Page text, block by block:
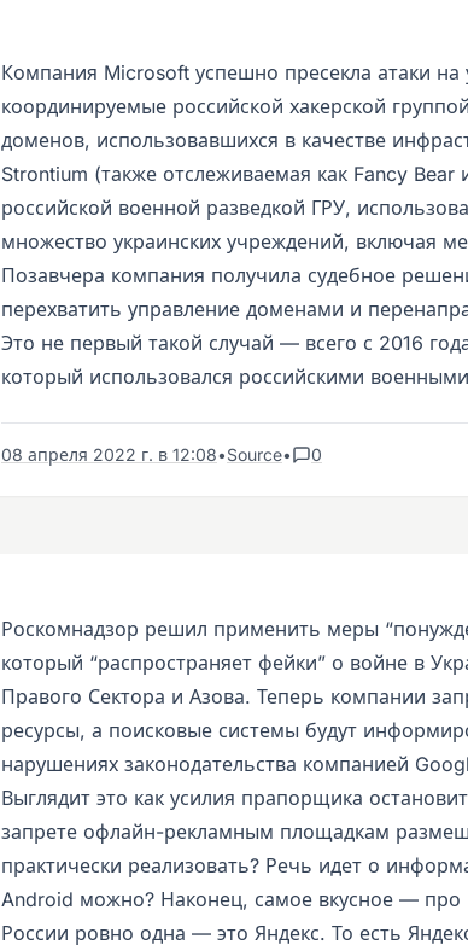
Компания Microsoft успешно пресекла атаки на
координируемые российской хакерской
доменов, использовавшихся в качестве
Strontium (также отслеживаемая как Fancy Bear
российской военной разведкой ГРУ,
множество украинских учреждений, включая
Позавчера компания получила судебное
перехватить управление доменами и
Это не первый такой случай — всего с 2016
который использовался российскими
08 апреля 2022 г. в 12:08•Source• 0
Роскомнадзор решил применить меры
который “распространяет фейки” о войне в
Правого Сектора и Азова. Теперь компании
ресурсы, а поисковые системы будут
нарушениях законодательства компанией
Выглядит это как усилия прапорщика
запрете офлайн-рекламным площадкам
практически реализовать? Речь идет о
Android можно? Наконец, самое вкусное — про
России ровно одна — это Яндекс. То есть